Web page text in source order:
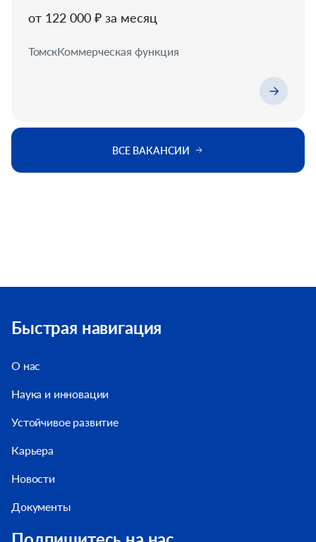
от 122 000 ₽ за месяц
ТомскКоммерческая функция
ВСЕ ВАКАНСИИ
Быстрая навигация
О нас
Наука и инновации
Устойчивое развитие
Карьера
Новости
Документы